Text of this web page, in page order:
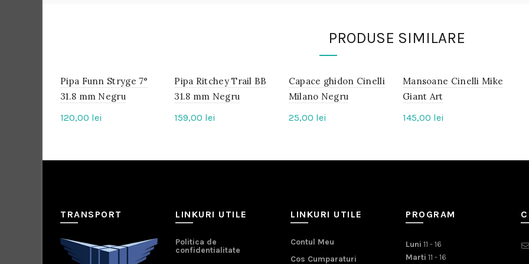
PRODUSE SIMILARE
IN
STOC
Pipa Funn Stryge 7°
31.8 mm Negru
120,00 lei
IN
STOC
Pipa Ritchey Trail BB
31.8 mm Negru
159,00 lei
IN
STOC
Capace ghidon Cinelli
Milano Negru
25,00 lei
IN
STOC
Mansoane Cinelli Mike
Giant Art
145,00 lei
TRANSPORT LINKURI UTILE
Politica de
confidentialitate
LINKURI UTILE
Contul Meu
Cos Cumparaturi
PROGRAM
Luni 11 - 16
Marti 11 - 16